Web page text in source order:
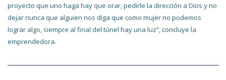
proyecto que uno haga hay que orar, pedirle la dirección a Dios y no
dejar nunca que alguien nos diga que como mujer no podemos
lograr algo, siempre al final del túnel hay una luz”, concluye la
emprendedora.